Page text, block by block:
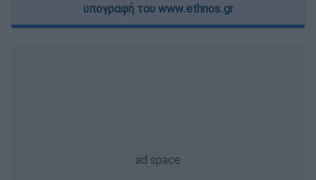
υπογραφή του www.ethnos.gr